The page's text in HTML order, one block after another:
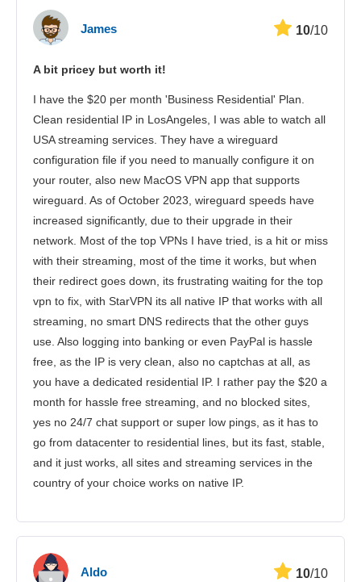
고객 서비스
James 10/10
A bit pricey but worth it!
I have the $20 per month 'Business Residential' Plan.
Clean residential IP in LosAngeles, I was able to watch all
USA streaming services. They have a wireguard
configuration file if you need to manually configure it on
your router, also new MacOS VPN app that supports
wireguard. As of October 2023, wireguard speeds have
increased significantly, due to their upgrade in their
network. Most of the top VPNs I have tried, is a hit or miss
with their streaming, most of the time it works, but when
their redirect goes down, its frustrating waiting for the top
vpn to fix, with StarVPN its all native IP that works with all
streaming, no smart DNS redirects that the other guys
use. Also logging into banking or even PayPal is hassle
free, as the IP is very clean, also no captchas at all, as
you have a dedicated residential IP. I rather pay the $20 a
month for hassle free streaming, and no blocked sites,
yes no 24/7 chat support or super low pings, as it has to
go from datacenter to residential lines, but its fast, stable,
and it just works, all sites and streaming services in the
country of your choice works on native IP.
Aldo 10/10